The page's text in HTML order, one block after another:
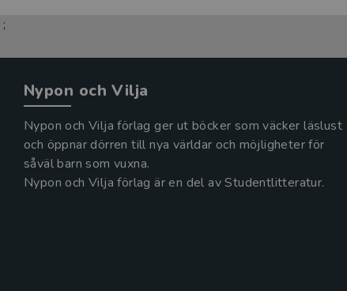
;
Nypon och Vilja
Nypon och Vilja förlag ger ut böcker som väcker läslust
och öppnar dörren till nya världar och möjligheter för
såväl barn som vuxna.
Nypon och Vilja förlag är en del av Studentlitteratur.